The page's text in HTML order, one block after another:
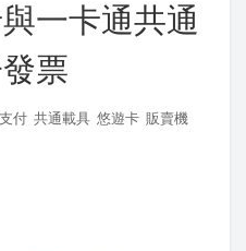
一卡通共通
票
付 共通載具 悠遊卡 販賣機